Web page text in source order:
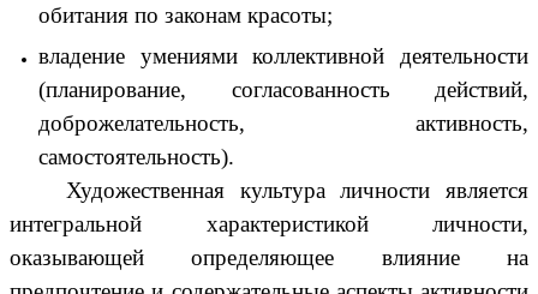
обитания по законам красоты;
владение умениями коллективной деятельности
(планирование, согласованность действий,
доброжелательность, активность,
самостоятельность).
Художественная культура личности является
интегральной характеристикой личности,
оказывающей определяющее влияние на